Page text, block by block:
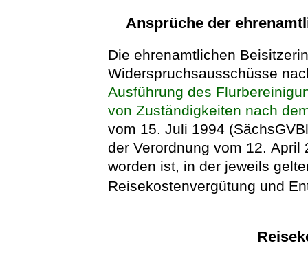
Ansprüche der
Die ehrenamtlichen
Widerspruchsausschüsse
Ausführung des
von Zuständigkeiten nach
vom 15. Juli 1994
der Verordnung vom 12. April
worden ist, in der jeweils
Reisekostenvergütung und